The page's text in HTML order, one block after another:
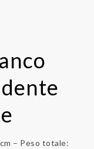
– Peso totale: